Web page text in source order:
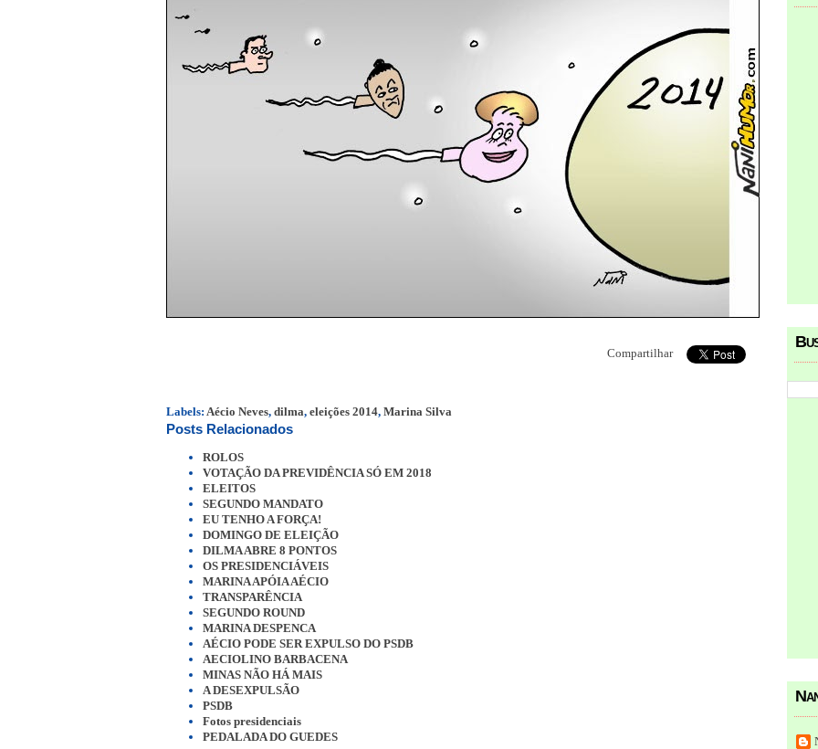
Compartilhar
Labels: Aécio Neves, dilma, eleições 2014, Marina Silva
Posts Relacionados
ROLOS
VOTAÇÃO DA PREVIDÊNCIA SÓ EM 2018
ELEITOS
SEGUNDO MANDATO
EU TENHO A FORÇA!
DOMINGO DE ELEIÇÃO
DILMA ABRE 8 PONTOS
OS PRESIDENCIÁVEIS
MARINA APÓIA AÉCIO
TRANSPARÊNCIA
SEGUNDO ROUND
MARINA DESPENCA
AÉCIO PODE SER EXPULSO DO PSDB
AECIOLINO BARBACENA
MINAS NÃO HÁ MAIS
A DESEXPULSÃO
PSDB
Fotos presidenciais
PEDALADA DO GUEDES